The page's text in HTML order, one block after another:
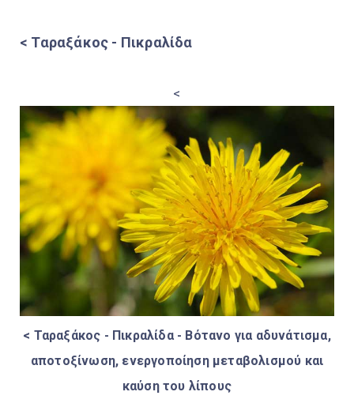
< Ταραξάκος - Πικραλίδα
<
< Ταραξάκος - Πικραλίδα - Βότανο για αδυνάτισμα,
αποτοξίνωση, ενεργοποίηση μεταβολισμού και
καύση του λίπους